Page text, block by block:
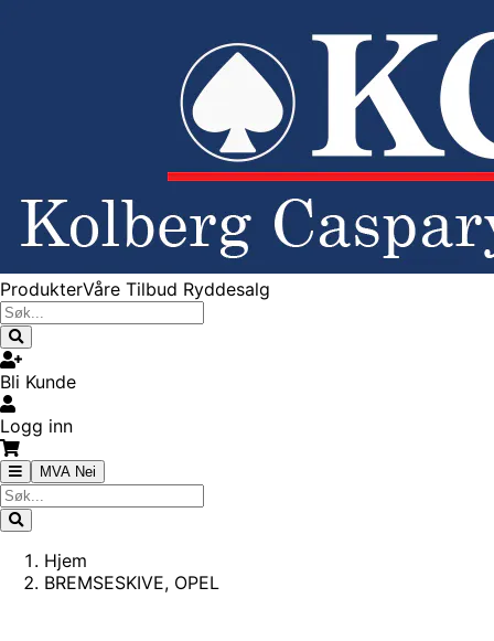
ProdukterVåre Tilbud Ryddesalg
Bli Kunde
Logg inn
MVA Nei
Hjem
BREMSESKIVE, OPEL